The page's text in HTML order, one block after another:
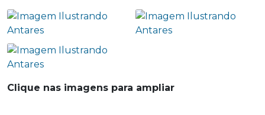
Clique nas imagens para ampliar